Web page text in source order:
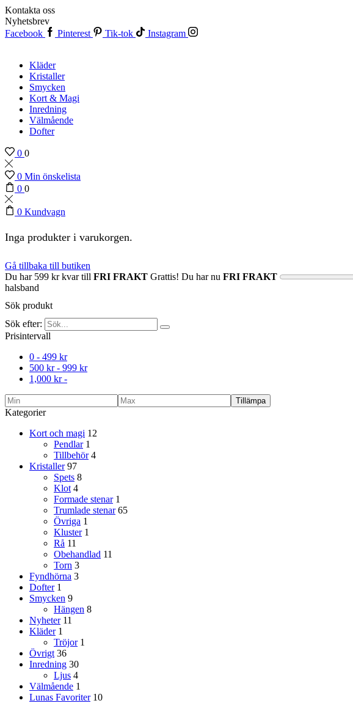
Kontakta oss
Nyhetsbrev
Facebook
Pinterest Tik-tok Instagram
Kläder
Kristaller
Smycken
Kort & Magi
Inredning
Välmående
Dofter
0 0
0 Min önskelista
0 0
0 Kundvagn
Inga produkter i varukorgen.
Gå tillbaka till butiken
Du har 599 krkvar till FRI FRAKT Grattis! Du har nu FRI FRAKT
halsband
Sök produkt
Sök efter:
Prisintervall
0 - 499 kr
500 kr- 999 kr
1,000 kr-
Tillämpa
Kategorier
Kort och magi 12
Pendlar 1
Tillbehör 4
Kristaller 97
Spets 8
Klot 4
Formade stenar 1
Trumlade stenar 65
Övriga 1
Kluster 1
Rå 11
Obehandlad 11
Torn 3
Fyndhörna 3
Dofter 1
Smycken 9
Hängen 8
Nyheter 11
Kläder 1
Tröjor 1
Övrigt 36
Inredning 30
Ljus 4
Välmående 1
Lunas Favoriter 10